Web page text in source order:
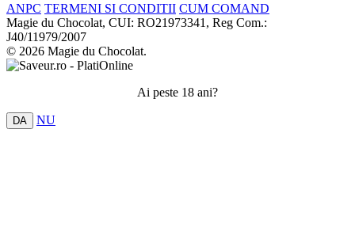
ANPC TERMENI SI CONDITII CUM COMAND
Magie du Chocolat, CUI: RO21973341, Reg Com.:
J40/11979/2007
© 2026 Magie du Chocolat.
Ai peste 18 ani?
DA NU